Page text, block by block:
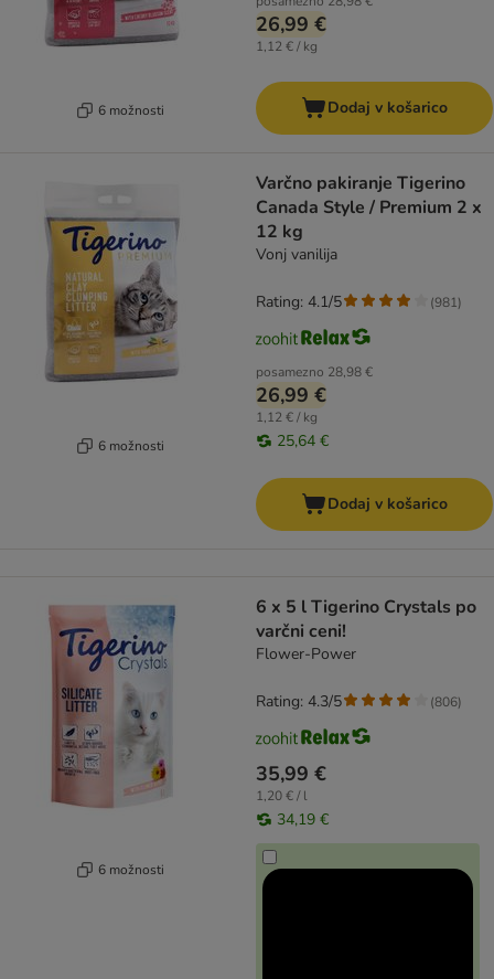
6 možnosti
26,99 €
1,12 € / kg
Dodaj v košarico
6 možnosti
Varčno pakiranje Tigerino
Canada Style / Premium 2 x
12 kg
Vonj vanilija
posamezno 28,98 €
26,99 €
1,12 € / kg
25,64 €
Rating: 4.1/5 (981)
Dodaj v košarico
6 možnosti
6 x 5 l Tigerino Crystals po
varčni ceni!
Flower-Power
35,99 €
1,20 € / l
34,19 €
Rating: 4.3/5 (806)